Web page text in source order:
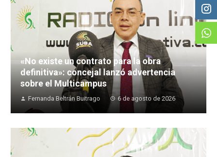
«No existe un contrato para la obra
definitiva»: concejal lanzó advertencia
sobre el Multicampus
Fernanda Beltrán Buitrago 6 de agosto de 2026